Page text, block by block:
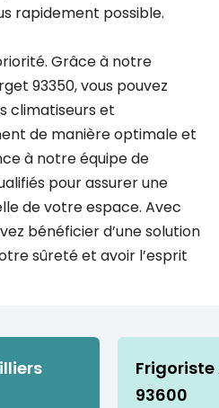
rapidement possible.
Grâce à notre
93350, vous pouvez
climatiseurs et
de manière optimale et
à notre équipe de
pour assurer une
de votre espace. Avec
bénéficier d’une solution
sûreté et avoir l’esprit
Frigoriste
93600